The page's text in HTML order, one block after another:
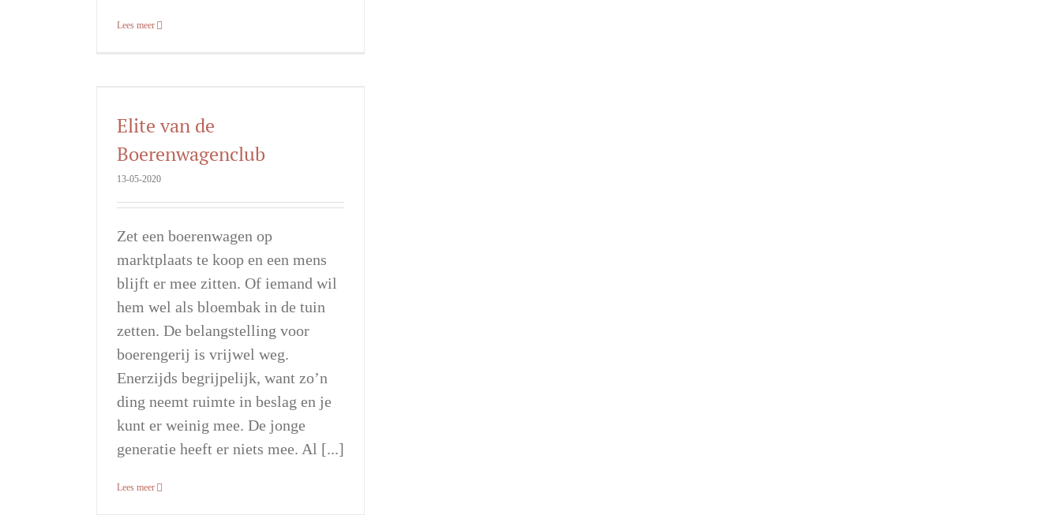
Lees meer
Elite van de
Boerenwagenclub
13-05-2020
Zet een boerenwagen op
marktplaats te koop en een mens
blijft er mee zitten. Of iemand wil
hem wel als bloembak in de tuin
zetten. De belangstelling voor
boerengerij is vrijwel weg.
Enerzijds begrijpelijk, want zo’n
ding neemt ruimte in beslag en je
kunt er weinig mee. De jonge
generatie heeft er niets mee. Al [...]
Lees meer